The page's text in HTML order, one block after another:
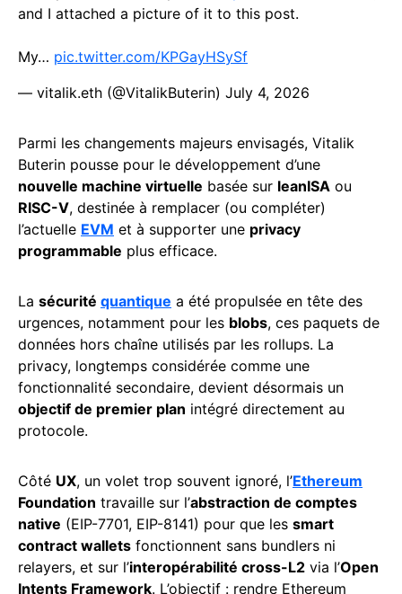
and I attached a picture of it to this post.
My… pic.twitter.com/KPGayHSySf
— vitalik.eth (@VitalikButerin) July 4, 2026
Parmi les changements majeurs envisagés, Vitalik
Buterin pousse pour le développement d’une
nouvelle machine virtuelle basée sur leanISA ou
RISC-V, destinée à remplacer (ou compléter)
l’actuelle EVM et à supporter une privacy
programmable plus efficace.
La sécurité quantique a été propulsée en tête des
urgences, notamment pour les blobs, ces paquets de
données hors chaîne utilisés par les rollups. La
privacy, longtemps considérée comme une
fonctionnalité secondaire, devient désormais un
objectif de premier plan intégré directement au
protocole.
Côté UX, un volet trop souvent ignoré, l’Ethereum
Foundation travaille sur l’abstraction de comptes
native (EIP-7701, EIP-8141) pour que les smart
contract wallets fonctionnent sans bundlers ni
relayers, et sur l’interopérabilité cross-L2 via l’Open
Intents Framework. L’objectif : rendre Ethereum